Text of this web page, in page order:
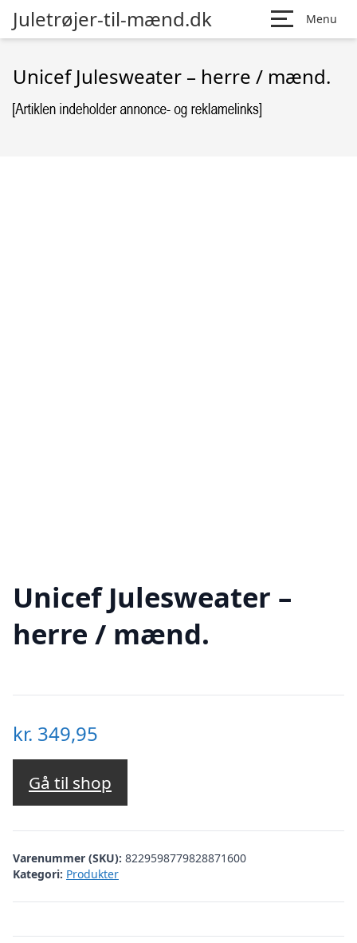
Juletrøjer-til-mænd.dk Menu
Unicef Julesweater – herre / mænd.
Unicef Julesweater –
herre / mænd.
kr. 349,95
Gå til shop
Varenummer (SKU): 8229598779828871600
Kategori: Produkter